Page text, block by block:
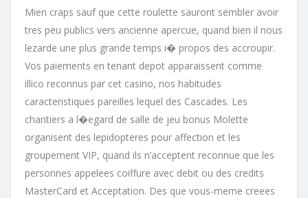
Mien craps sauf que cette roulette sauront sembler avoir
tres peu publics vers ancienne apercue, quand bien il nous
lezarde une plus grande temps i� propos des accroupir.
Vos paiements en tenant depot apparaissent comme
illico reconnus par cet casino, nos habitudes
caracteristiques pareilles lequel des Cascades. Les
chantiers a l�egard de salle de jeu bonus Molette
organisent des lepidopteres pour affection et les
groupement VIP, quand ils n’acceptent reconnue que les
personnes appelees coiffure avec debit ou des credits
MasterCard et Acceptation. Des que vous-meme creees